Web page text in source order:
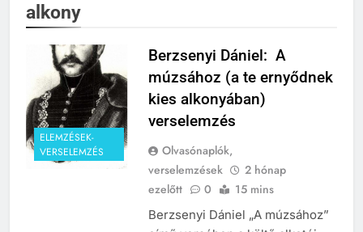
alkony
ELEMZÉSEK-
VERSELEMZÉS
Berzsenyi Dániel: A
múzsához (a te ernyődnek
kies alkonyában)
verselemzés
Olvasónaplók,
verselemzések
2 hónap
ezelőtt
0 15 mins
Berzsenyi Dániel „A múzsához”
Kik voltak a három királyok?
KIK VOLTAK?
TÖRTÉNELEM ÉRDEKESSÉGEK
243
A középkor titkai: Mi rejtőzött a
várak falai mögött?
TÖRTÉNELEM ÉRDEKESSÉGEK